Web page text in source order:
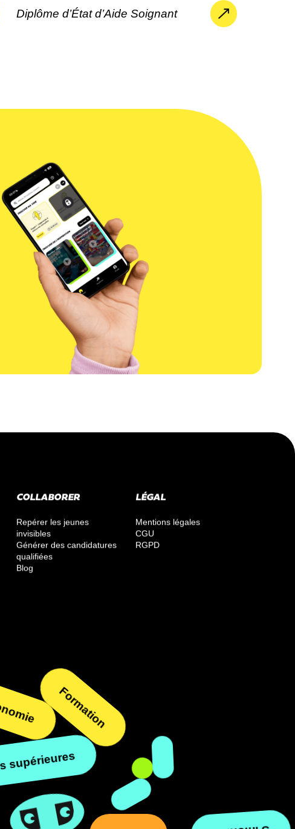
Diplôme d’État d’Aide Soignant
COLLABORER
Repérer les jeunes
invisibles
Générer des candidatures
qualifiées
Blog
LÉGAL
Mentions légales
CGU
RGPD
Formation